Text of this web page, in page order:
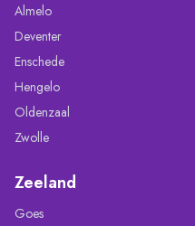
Almelo
Deventer
Enschede
Hengelo
Oldenzaal
Zwolle
Zeeland
Goes